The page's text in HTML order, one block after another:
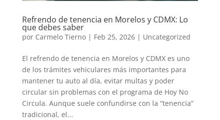
Refrendo de tenencia en Morelos y CDMX: Lo
que debes saber
por Carmelo Tierno| Feb 25, 2026| Uncategorized
El refrendo de tenencia en Morelos y CDMX es uno
de los trámites vehiculares más importantes para
mantener tu auto al día, evitar multas y poder
circular sin problemas con el programa de Hoy No
Circula. Aunque suele confundirse con la “tenencia”
tradicional, el...